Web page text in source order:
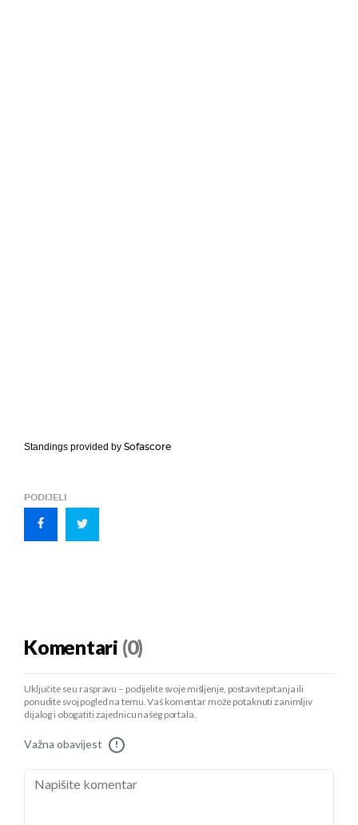
Standings provided by Sofascore
PODIJELI
Komentari (0)
Uključite se u raspravu – podijelite svoje mišljenje, postavite pitanja ili
ponudite svoj pogled na temu. Vaš komentar može potaknuti zanimljiv
dijalog i obogatiti zajednicu našeg portala.
Važna obavijest !